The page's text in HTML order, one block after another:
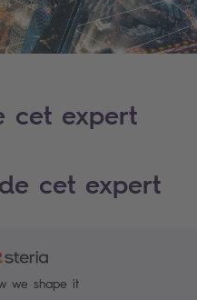
cet expert
cet expert
we shape it